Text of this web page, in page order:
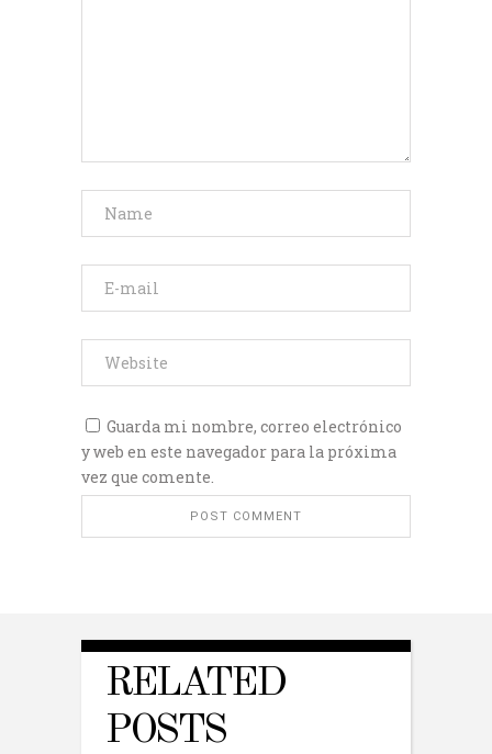
Guarda mi nombre, correo electrónico
y web en este navegador para la próxima
vez que comente.
RELATED
POSTS